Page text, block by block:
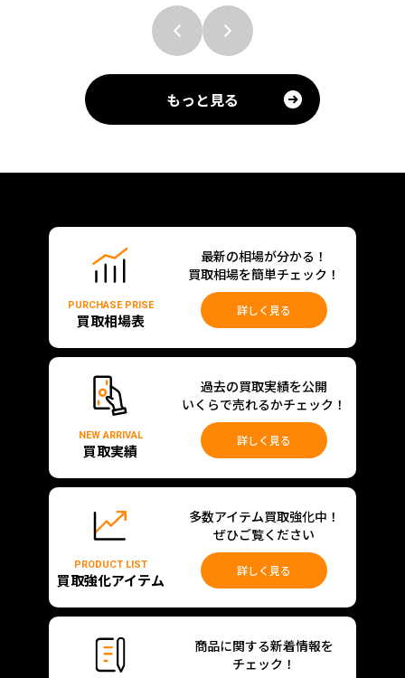
もっと見る
PURCHASE PRISE
買取相場表
最新の相場が分かる！
買取相場を簡単チェック！
詳しく見る
NEW ARRIVAL
買取実績
過去の買取実績を公開
いくらで売れるかチェック！
詳しく見る
PRODUCT LIST
買取強化アイテム
多数アイテム買取強化中！
ぜひご覧ください
詳しく見る
商品に関する新着情報を
チェック！